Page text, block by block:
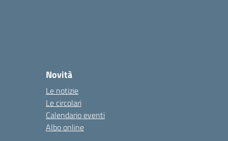
Novità
Le notizie
Le circolari
Calendario eventi
Albo online